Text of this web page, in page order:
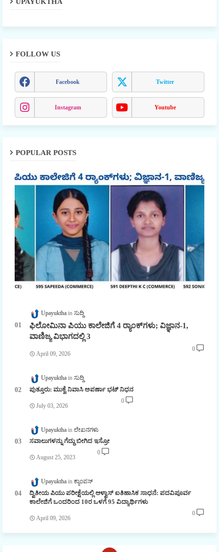
FOLLOW US
Facebook Twitter
Instagram Youtube
POPULAR POSTS
Upayuktha ಸುದ್ದಿ
ಫಿಲೋಮಿನಾ ಪಿಯು ಕಾಲೇಜಿಗೆ 4 ರ್‍ಯಾಂಕ್‌ಗಳು; ವಿಜ್ಞಾನ-1,
ವಾಣಿಜ್ಯ ವಿಭಾಗದಲ್ಲಿ 3
April 09, 2026
0
Upayuktha ಸುದ್ದಿ
ಪುತ್ತೂರು: ಮುಕ್ವೆ ನಿವಾಸಿ ಅಪರ್ಣಾ ಭಟ್ ನಿಧನ
July 03, 2026
0
Upayuktha ಲೇಖನಗಳು
ಸವಾಲುಗಳನ್ನು ಗೆದ್ದು ಬೀಗಿದ ಇಸ್ರೋ
August 25, 2023
0
Upayuktha ಕ್ಯಾಂಪಸ್
ದ್ವಿತೀಯ ಪಿಯು ಪರೀಕ್ಷೆಯಲ್ಲಿ ಆಳ್ವಾಸ್ ಐತಿಹಾಸಿಕ ಸಾಧನೆ: ಪದವಿಪೂರ್ವ
ಕಾಲೇಜಿಗೆ ಒಂದರಿಂದ 10ರ ಒಳಗೆ 95 ವಿದ್ಯಾರ್ಥಿಗಳು
April 09, 2026
0